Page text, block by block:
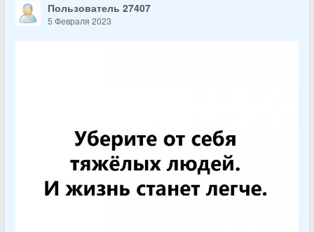
Пользователь 27407
5 Февраля 2023